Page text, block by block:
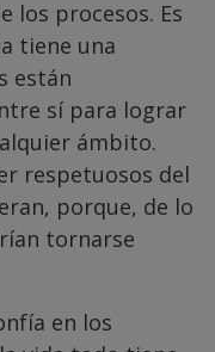
los procesos. Es
tiene una
están
sí para lograr
ámbito.
respetuosos del
porque, de lo
tornarse
en los